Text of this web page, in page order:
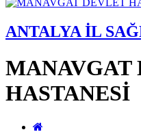
ANTALYA İL
MANAVGAT
HASTANESİ